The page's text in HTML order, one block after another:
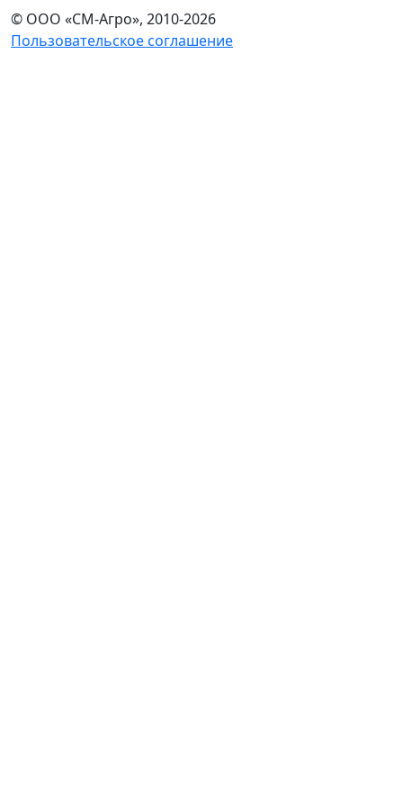
© ООО «СМ-Агро», 2010-2026
Пользовательское соглашение